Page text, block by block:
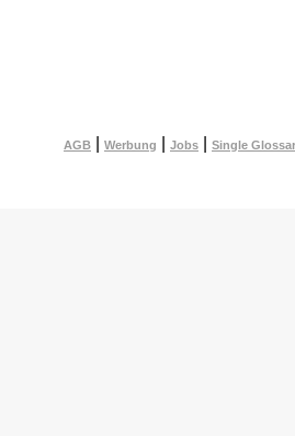
AGB Werbung Jobs Single Glossar